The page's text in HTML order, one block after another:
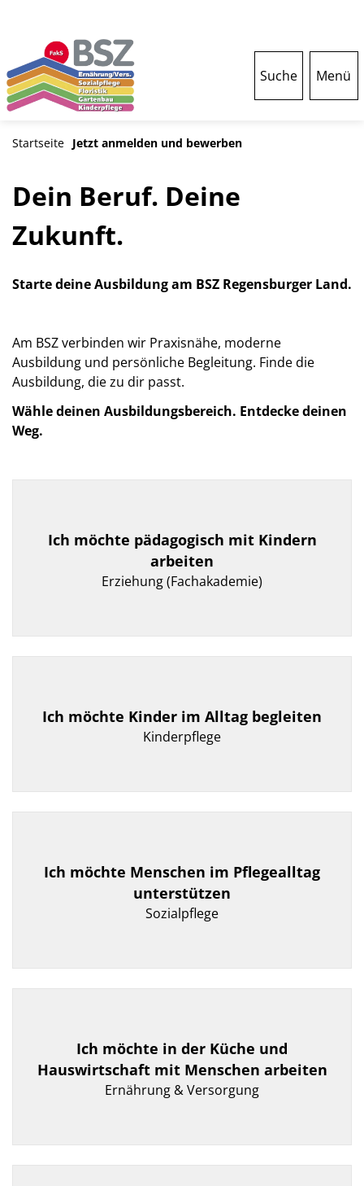
Suche Menü
Startseite Jetzt anmelden und bewerben
Dein Beruf. Deine
Zukunft.
Starte deine Ausbildung am BSZ Regensburger Land.
Am BSZ verbinden wir Praxisnähe, moderne
Ausbildung und persönliche Begleitung. Finde die
Ausbildung, die zu dir passt.
Wähle deinen Ausbildungsbereich. Entdecke deinen
Weg.
Ich möchte pädagogisch mit Kindern
arbeiten
Erziehung (Fachakademie)
Ich möchte Kinder im Alltag begleiten
Kinderpflege
Ich möchte Menschen im Pflegealltag
unterstützen
Sozialpflege
Ich möchte in der Küche und
Hauswirtschaft mit Menschen arbeiten
Ernährung & Versorgung